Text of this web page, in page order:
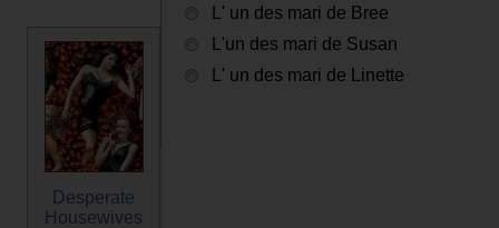
Desperate
Housewives
L' un des mari de Bree
L'un des mari de Susan
L' un des mari de Linette